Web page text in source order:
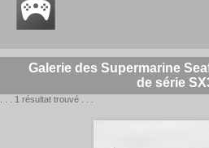
Galerie des Supermarine
de série
. . . 1 résultat trouvé . . .